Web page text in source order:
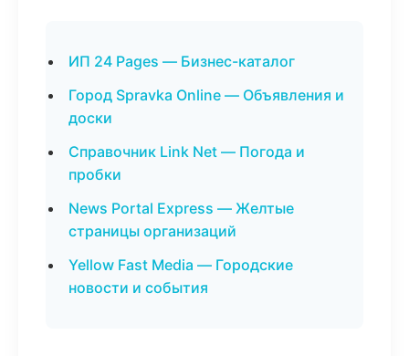
ИП 24 Pages — Бизнес-каталог
Город Spravka Online — Объявления и
доски
Справочник Link Net — Погода и
пробки
News Portal Express — Желтые
страницы организаций
Yellow Fast Media — Городские
новости и события